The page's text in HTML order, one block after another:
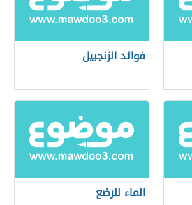
فوائد الزنجبيل
الماء للرضع